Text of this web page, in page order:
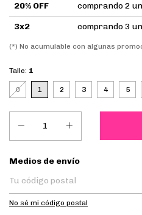
20% OFF
comprando 2
3x2
comprando 3
(*) No acumulable con algunas
Talle: 1
0 1 2 3 4 5
Entregas para el CP:
Medios de envío
No sé mi código postal